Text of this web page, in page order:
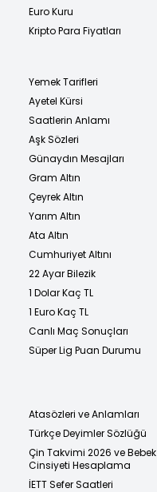
Euro Kuru
Kripto Para Fiyatları
Yemek Tarifleri
Ayetel Kürsi
Saatlerin Anlamı
Aşk Sözleri
Günaydın Mesajları
Gram Altın
Çeyrek Altın
Yarım Altın
Ata Altın
Cumhuriyet Altını
22 Ayar Bilezik
1 Dolar Kaç TL
1 Euro Kaç TL
Canlı Maç Sonuçları
Süper Lig Puan Durumu
Atasözleri ve Anlamları
Türkçe Deyimler Sözlüğü
Çin Takvimi 2026 ve Bebek
Cinsiyeti Hesaplama
İETT Sefer Saatleri